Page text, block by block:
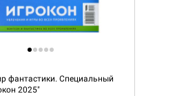
фантастики. Специальный
2025"